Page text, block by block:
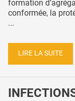
formation
conformée, la
...
LIRE LA SUITE